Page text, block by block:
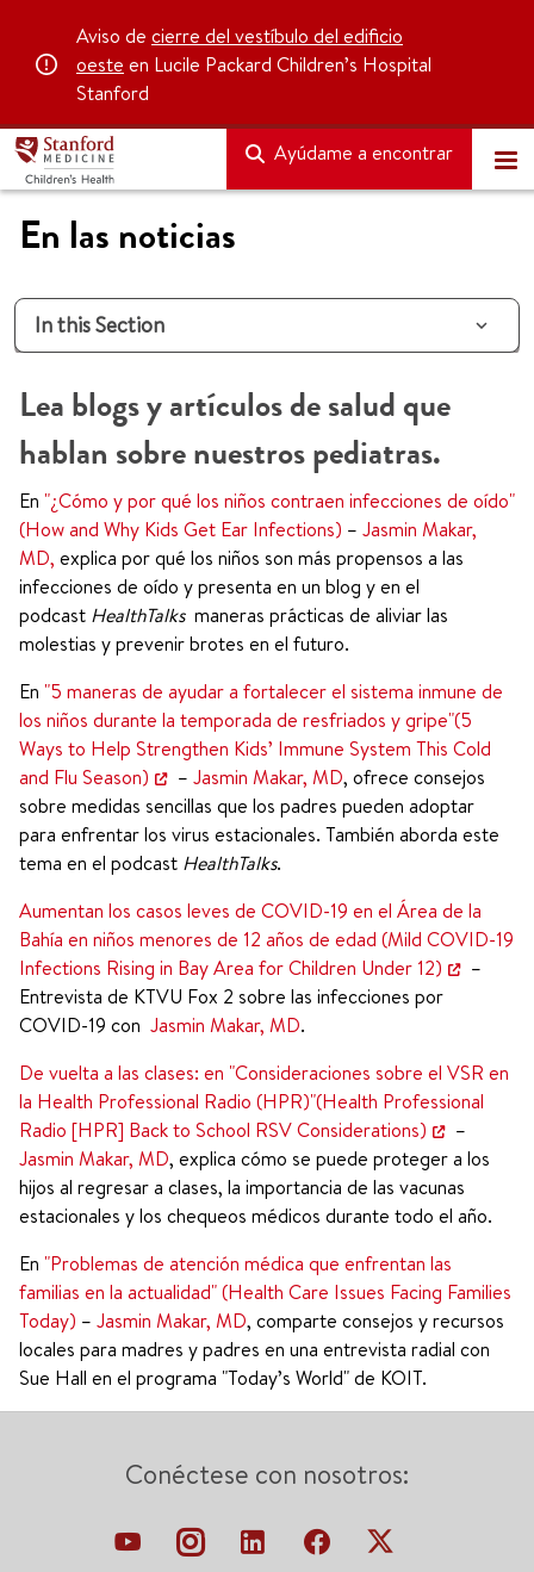
Aviso de cierre del vestíbulo del edificio
oeste en Lucile Packard Children’s Hospital
Stanford
Ayúdame a encontrar
En las noticias
In this Section
Lea blogs y artículos de salud que
hablan sobre nuestros pediatras.
En "¿Cómo y por qué los niños contraen infecciones de oído"
(How and Why Kids Get Ear Infections) – Jasmin Makar,
MD, explica por qué los niños son más propensos a las
infecciones de oído y presenta en un blog y en el
podcast HealthTalksmaneras prácticas de aliviar las
molestias y prevenir brotes en el futuro.
En "5 maneras de ayudar a fortalecer el sistema inmune de
los niños durante la temporada de resfriados y gripe"(5
Ways to Help Strengthen Kids’ Immune System This Cold
and Flu Season)
– Jasmin Makar, MD, ofrece consejos
sobre medidas sencillas que los padres pueden adoptar
para enfrentar los virus estacionales. También aborda este
tema en el podcast HealthTalks.
Aumentan los casos leves de COVID-19 en el Área de la
Bahía en niños menores de 12 años de edad (Mild COVID-19
Infections Rising in Bay Area for Children Under 12)
–
Entrevista de KTVU Fox 2 sobre las infecciones por
COVID-19 con Jasmin Makar, MD.
De vuelta a las clases: en "Consideraciones sobre el VSR en
la Health Professional Radio (HPR)"(Health Professional
Radio [HPR] Back to School RSV Considerations)
–
Jasmin Makar, MD, explica cómo se puede proteger a los
hijos al regresar a clases, la importancia de las vacunas
estacionales y los chequeos médicos durante todo el año.
En "Problemas de atención médica que enfrentan las
familias en la actualidad" (Health Care Issues Facing Families
Today) – Jasmin Makar, MD, comparte consejos y recursos
locales para madres y padres en una entrevista radial con
Sue Hall en el programa "Today’s World" de KOIT.
Conéctese con nosotros: